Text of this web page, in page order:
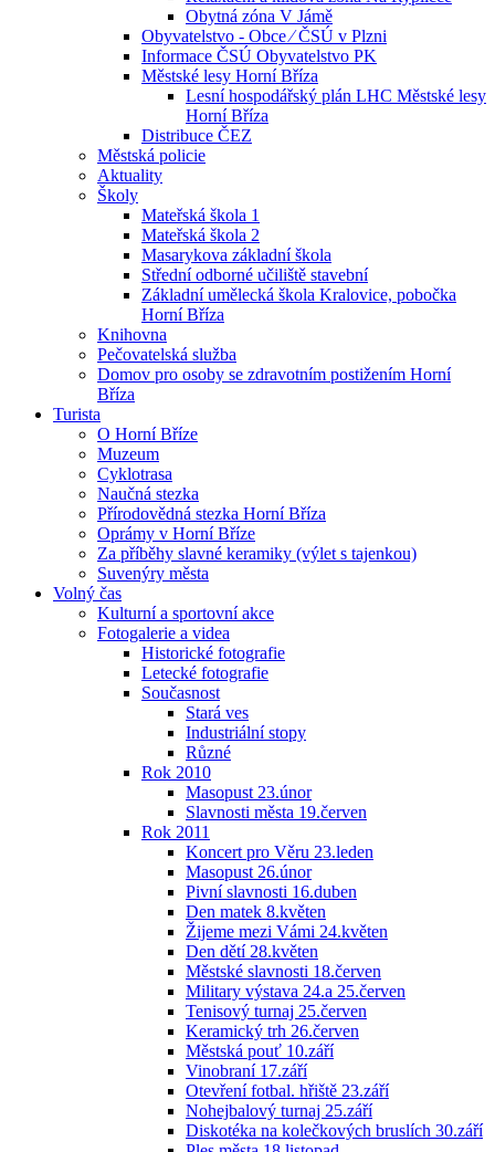
Obytná zóna V Jámě
Obyvatelstvo - Obce ⁄ ČSÚ v Plzni
Informace ČSÚ Obyvatelstvo PK
Městské lesy Horní Bříza
Lesní hospodářský plán LHC Městské lesy
Horní Bříza
Distribuce ČEZ
Městská policie
Aktuality
Školy
Mateřská škola 1
Mateřská škola 2
Masarykova základní škola
Střední odborné učiliště stavební
Základní umělecká škola Kralovice, pobočka
Horní Bříza
Knihovna
Pečovatelská služba
Domov pro osoby se zdravotním postižením Horní
Bříza
Turista
O Horní Bříze
Muzeum
Cyklotrasa
Naučná stezka
Přírodovědná stezka Horní Bříza
Oprámy v Horní Bříze
Za příběhy slavné keramiky (výlet s tajenkou)
Suvenýry města
Volný čas
Kulturní a sportovní akce
Fotogalerie a videa
Historické fotografie
Letecké fotografie
Současnost
Stará ves
Industriální stopy
Různé
Rok 2010
Masopust 23.únor
Slavnosti města 19.červen
Rok 2011
Koncert pro Věru 23.leden
Masopust 26.únor
Pivní slavnosti 16.duben
Den matek 8.květen
Žijeme mezi Vámi 24.květen
Den dětí 28.květen
Městské slavnosti 18.červen
Military výstava 24.a 25.červen
Tenisový turnaj 25.červen
Keramický trh 26.červen
Městská pouť 10.září
Vinobraní 17.září
Otevření fotbal. hřiště 23.září
Nohejbalový turnaj 25.září
Diskotéka na kolečkových bruslích 30.září